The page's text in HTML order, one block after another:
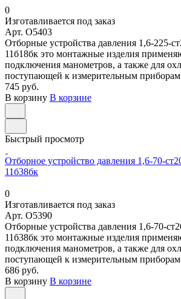
0
Изготавливается под заказ
Арт. O5403
Отборные устройства давления 1,6-225-
11б18бк это монтажные изделия
подключения манометров, а также для
поступающей к измерительным
745 руб.
В корзину В корзине
Быстрый просмотр
Отборное устройство давления 1,6-70-
11б38бк
0
Изготавливается под заказ
Арт. O5390
Отборные устройства давления 1,6-70-
11б38бк это монтажные изделия
подключения манометров, а также для
поступающей к измерительным
686 руб.
В корзину В корзине